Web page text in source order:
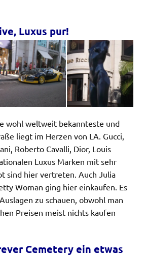
Luxus pur!
wohl weltweit bekannteste und
liegt im Herzen von LA. Gucci,
Roberto Cavalli, Dior, Louis
Luxus Marken mit sehr
sind hier vertreten. Auch Julia
Woman ging hier einkaufen. Es
zu schauen, obwohl man
Preisen meist nichts kaufen
Cemetery ein etwas